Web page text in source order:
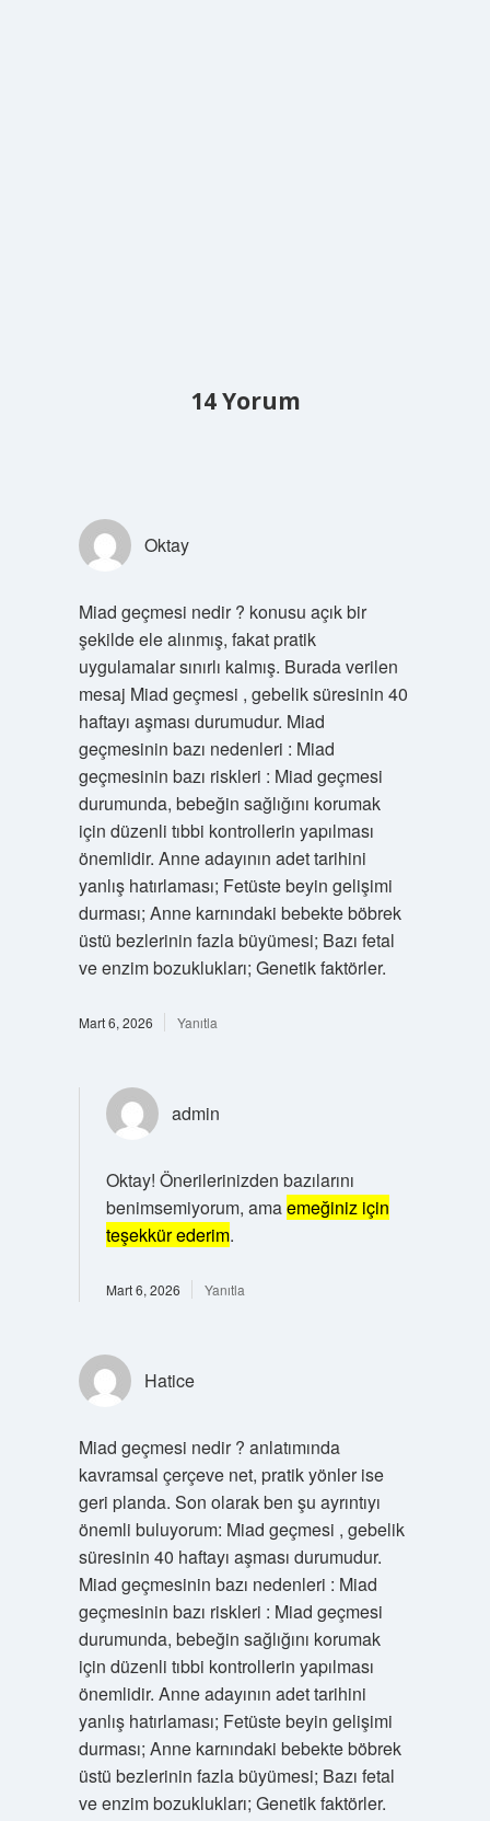
14 Yorum
Oktay
Miad geçmesi nedir ? konusu açık bir
şekilde ele alınmış, fakat pratik
uygulamalar sınırlı kalmış. Burada verilen
mesaj Miad geçmesi , gebelik süresinin 40
haftayı aşması durumudur. Miad
geçmesinin bazı nedenleri : Miad
geçmesinin bazı riskleri : Miad geçmesi
durumunda, bebeğin sağlığını korumak
için düzenli tıbbi kontrollerin yapılması
önemlidir. Anne adayının adet tarihini
yanlış hatırlaması; Fetüste beyin gelişimi
durması; Anne karnındaki bebekte böbrek
üstü bezlerinin fazla büyümesi; Bazı fetal
ve enzim bozuklukları; Genetik faktörler.
Mart 6, 2026 Yanıtla
admin
Oktay! Önerilerinizden bazılarını
benimsemiyorum, amaemeğiniz için
teşekkür ederim.
Mart 6, 2026 Yanıtla
Hatice
Miad geçmesi nedir ? anlatımında
kavramsal çerçeve net, pratik yönler ise
geri planda. Son olarak ben şu ayrıntıyı
önemli buluyorum: Miad geçmesi , gebelik
süresinin 40 haftayı aşması durumudur.
Miad geçmesinin bazı nedenleri : Miad
geçmesinin bazı riskleri : Miad geçmesi
durumunda, bebeğin sağlığını korumak
için düzenli tıbbi kontrollerin yapılması
önemlidir. Anne adayının adet tarihini
yanlış hatırlaması; Fetüste beyin gelişimi
durması; Anne karnındaki bebekte böbrek
üstü bezlerinin fazla büyümesi; Bazı fetal
ve enzim bozuklukları; Genetik faktörler.